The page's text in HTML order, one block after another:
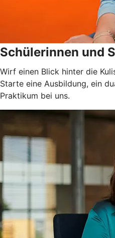
Schülerinnen und
Wirf einen Blick hinter die
Starte eine Ausbildung, ein
Praktikum bei uns.